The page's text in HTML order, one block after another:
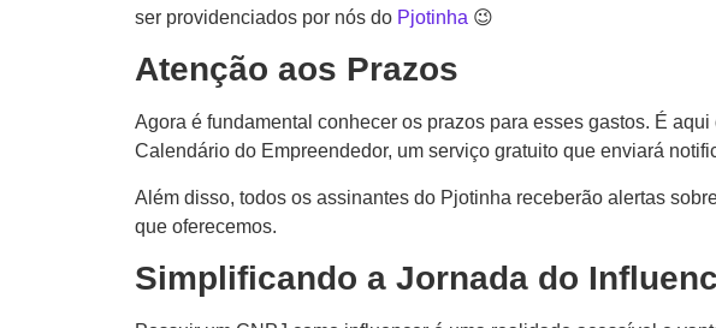
ser providenciados por nós do Pjotinha 😉
Atenção aos Prazos
Agora é fundamental conhecer os prazos para esses gastos. É
Calendário do Empreendedor, um serviço gratuito que enviará
Além disso, todos os assinantes do Pjotinha receberão alertas
que oferecemos.
Simplificando a Jornada do